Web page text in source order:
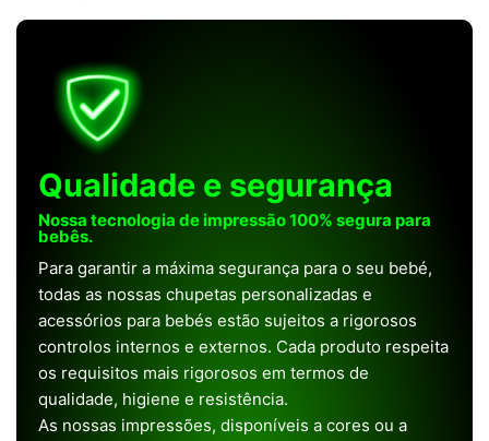
Qualidade e segurança
Nossa tecnologia de impressão 100% segura para
bebês.
Para garantir a máxima segurança para o seu bebé,
todas as nossas chupetas personalizadas e
acessórios para bebés estão sujeitos a rigorosos
controlos internos e externos. Cada produto respeita
os requisitos mais rigorosos em termos de
qualidade, higiene e resistência.
As nossas impressões, disponíveis a cores ou a